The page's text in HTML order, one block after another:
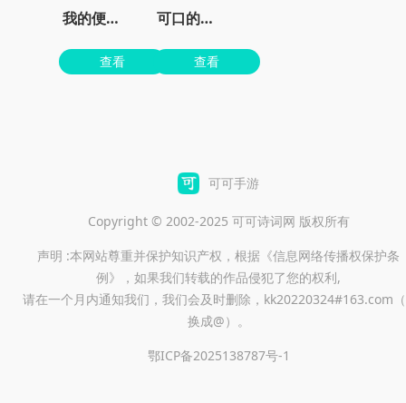
我的便利店红包版
查看
可口的披萨美味的披萨无限金币无限钻石版
查看
可可手游
Copyright © 2002-2025 可可诗词网 版权所有
声明 :本网站尊重并保护知识产权，根据《信息网络传播权保护条
例》，如果我们转载的作品侵犯了您的权利,
请在一个月内通知我们，我们会及时删除，kk20220324#163.com
换成@）。
鄂ICP备2025138787号-1